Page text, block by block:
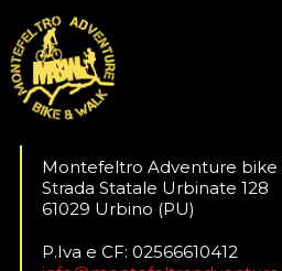
Montefeltro Adventure bike
Strada Statale Urbinate 128
61029 Urbino (PU)
P.Iva e CF: 02566610412